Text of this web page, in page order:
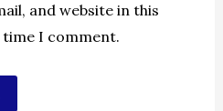
and website in this
I comment.